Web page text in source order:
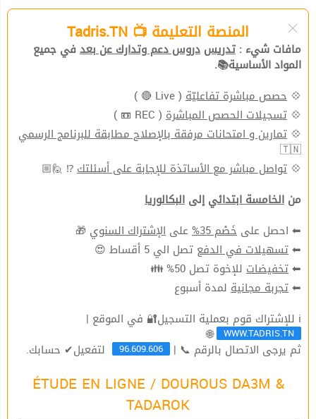
المنصة التعليمة 📺 Tadris.TN
مافات شيء : تدريس دروس دعم وتدارك عن بعد في جميع
المواد الأساسية📚.
💠 حصص مباشرة تفاعليّة ( Live 🔴 )
💠 تسجيلات الحصص المباشرة ( REC 📼 )
💠 تمارين و امتحانات مرفقة بالإصلاح مطابقة للبرنامج الرسمي
🇹🇳
💠 تواصل مباشر مع الأساتذة للإجابة على أسئلتك⁉ 🙋🏼
من الخامسة ابتدائي إلى البكالوريا
⬅ احصل على خَصْم 35% على الإشتراك السنوي 🎁
⬅تسهيلات في الدفع تصل الي 5 أقساط 😍
⬅تخفيضات للإخوة تصل 50% 👪
⬅تجربة مجانية لمدة أسبوع
ℹ للإشتراك قوم بعملية التسجيل🔐 في الموقع |
WWW.TADRIS.TN
🌐
ثم يرجى الاتصال بالرقم 📞 | 96.609.606 لتفعيل✔ حسابك.
ÉTUDE EN LIGNE / DOUROUS DA3M &
TADAROK